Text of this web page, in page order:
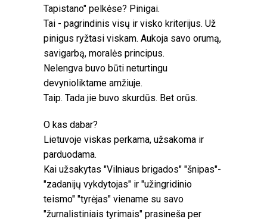
Tapistano" pelkėse? Pinigai.
Tai - pagrindinis visų ir visko kriterijus. Už
pinigus ryžtasi viskam. Aukoja savo orumą,
savigarbą, moralės principus.
Nelengva buvo būti neturtingu
devynioliktame amžiuje.
Taip. Tada jie buvo skurdūs. Bet orūs.
O kas dabar?
Lietuvoje viskas perkama, užsakoma ir
parduodama.
Kai užsakytas "Vilniaus brigados" "šnipas"-
"zadanijų vykdytojas" ir "užingridinio
teismo" "tyrėjas" viename su savo
"žurnalistiniais tyrimais" prasineša per